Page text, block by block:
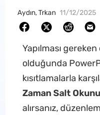
Aydın, Trkan 11/12/2025
Yapılması
olduğunda
kısıtlamalarla
Zaman Salt
alırsanız,